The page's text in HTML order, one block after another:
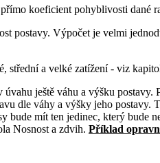
koeficient pohyblivosti dané
postavy. Výpočet je velmi
střední a velké zatížení - viz
úvahu ještě váhu a výšku
dle váhy a výšky jeho
bude mít ten jedinec, který
Nosnost a zdvih. Příklad